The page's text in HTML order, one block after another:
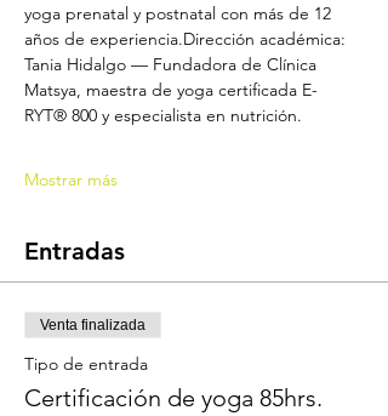
yoga prenatal y postnatal con más de 12
años de experiencia.Dirección académica:
Tania Hidalgo — Fundadora de Clínica
Matsya, maestra de yoga certificada E-
RYT® 800 y especialista en nutrición.
Mostrar más
Entradas
Venta finalizada
Tipo de entrada
Certificación de yoga 85hrs.